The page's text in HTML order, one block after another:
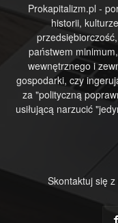
Prokapitalizm.pl -
historii,
państwem
wewnętrznego i
gospodarki, czy
za "polityczną
usiłującą narzucić
Skontaktuj się z